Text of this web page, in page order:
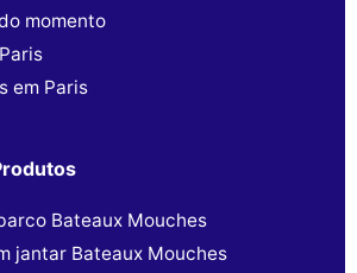
momento
em Paris
Bateaux Mouches
jantar Bateaux Mouches